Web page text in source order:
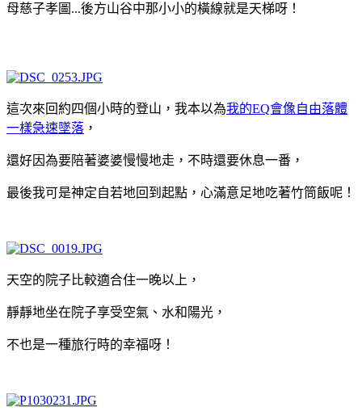
母慈子孝圖...後方山谷中那小小的橫線就是天梯呀！
這次來回約四個小時的登山，我本以為我的EQ會像自由落體
一樣急速墜落 ，
還好因為要陪著婆婆慢慢地走，不時還要休息一番，
最後我可是神定自若地回到起點，心滿意足地吃著竹筒飯呢！
天空的院子比較適合住一晚以上，
靜靜地坐在院子享受空氣、水和陽光，
不也是一種旅行時的幸福呀！